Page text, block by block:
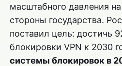
масштабного давления
стороны государства.
поставил цель: достичь
блокировки VPN к 2030
системы блокировок в